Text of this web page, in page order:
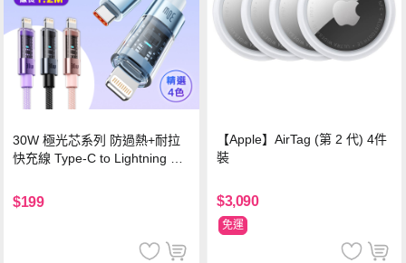
30W 極光芯系列 防過熱+耐拉
快充線 Type-C to Lightning 傳
$199
【Apple】AirTag (第 2 代) 4件
裝
$3,090
免運